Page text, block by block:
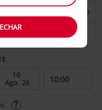
diferente